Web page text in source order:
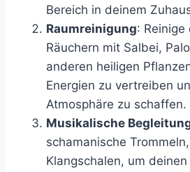
Bereich in deinem
Raumreinigung: Reinige
Räuchern mit Salbei,
anderen heiligen
Energien zu vertreiben
Atmosphäre zu schaffen.
Musikalische
schamanische
Klangschalen, um deinen